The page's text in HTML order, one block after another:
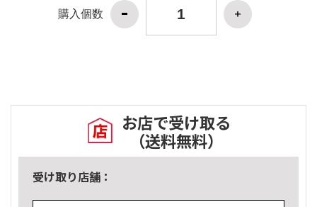
購入個数
お店で受け取る
（送料無料）
受け取り店舗：